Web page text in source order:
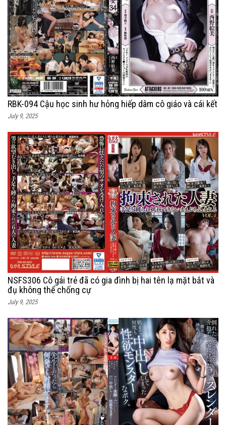
RBK-094 Cậu học sinh hư hỏng hiếp dâm cô giáo và cái kết
July 9, 2025
NSFS306 Cô gái trẻ đã có gia đình bị hai tên lạ mặt bắt và
đụ không thể chống cự
July 9, 2025